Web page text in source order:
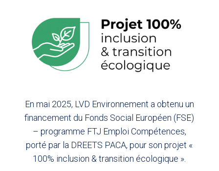
En mai 2025, LVD Environnement a obtenu un
financement du Fonds Social Européen (FSE)
– programme FTJ Emploi Compétences,
porté par la DREETS PACA, pour son projet «
100% inclusion & transition écologique ».